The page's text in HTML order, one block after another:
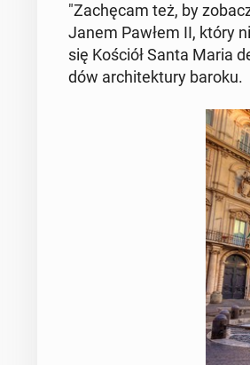
"Za­chę­cam też, by
Janem Pawłem II, który
się Kościół Santa Maria
dów ar­chi­tek­tu­ry baroku.